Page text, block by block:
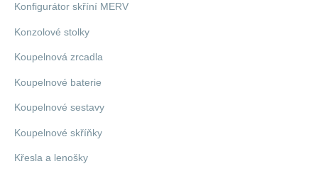
Konfigurátor skříní MERV
Konzolové stolky
Koupelnová zrcadla
Koupelnové baterie
Koupelnové sestavy
Koupelnové skříňky
Křesla a lenošky